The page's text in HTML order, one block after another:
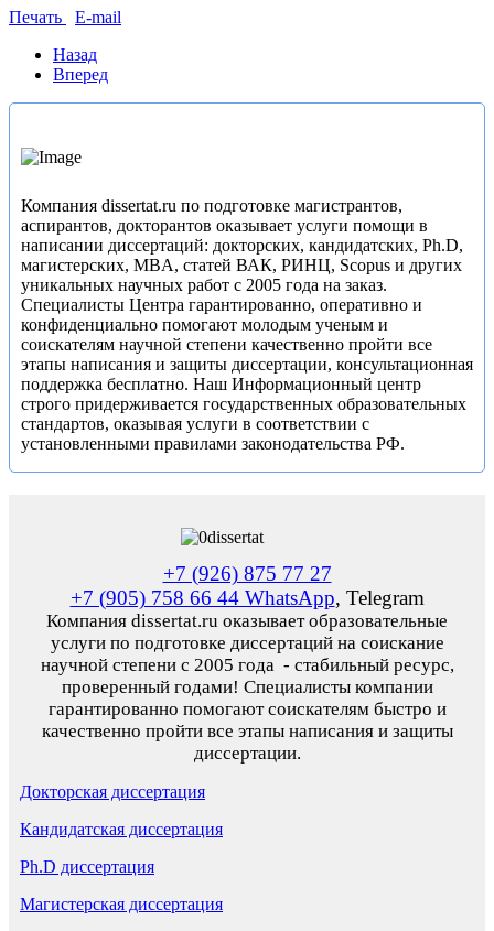
Печать
E-mail
Назад
Вперед
Компания dissertat.ru по подготовке магистрантов,
аспирантов, докторантов оказывает услуги помощи в
написании диссертаций: докторских, кандидатских, Ph.D,
магистерских, MBA, статей ВАК, РИНЦ, Scopus и других
уникальных научных работ с 2005 года на заказ.
Специалисты Центра гарантированно, оперативно и
конфиденциально помогают молодым ученым и
соискателям научной степени качественно пройти все
этапы написания и защиты диссертации, консультационная
поддержка бесплатно. Наш Информационный центр
строго придерживается государственных образовательных
стандартов, оказывая услуги в соответствии с
установленными правилами законодательства РФ.
+7 (926) 875 77 27
+7 (905) 758 66 44 WhatsApp, Telegram
Компания dissertat.ru оказывает образовательные
услуги по подготовке диссертаций на соискание
научной степени с 2005 года - стабильный ресурс,
проверенный годами! Специалисты компании
гарантированно помогают соискателям быстро и
качественно пройти все этапы написания и защиты
диссертации.
Докторская диссертация
Кандидатская диссертация
Ph.D диссертация
Магистерская диссертация